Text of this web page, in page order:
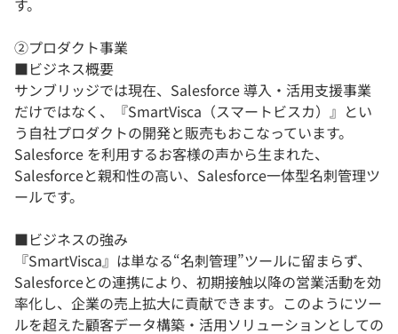
②プロダクト事業
​​​■ビジネス概要
サンブリッジでは現在、Salesforce 導入・活用支援事業
だけではなく、『SmartVisca（スマートビスカ）』とい
う自社プロダクトの開発と販売もおこなっています。
Salesforce を利用するお客様の声から生まれた、
Salesforceと親和性の高い、Salesforce一体型名刺管理ツ
ールです。
​​■​ビジネスの強み
『SmartVisca』は単なる“名刺管理”ツールに留まらず、
Salesforceとの連携により、初期接触以降の営業活動を効
率化し、企業の売上拡大に貢献できます。このようにツー
ルを超えた顧客データ構築・活用ソリューションとしての